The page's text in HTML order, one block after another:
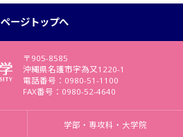
ページトップへ
〒905-8585
沖縄県名護市字為又1220-1
電話番号：0980-51-1100
FAX番号：0980-52-4640
学部・専攻科・大学院